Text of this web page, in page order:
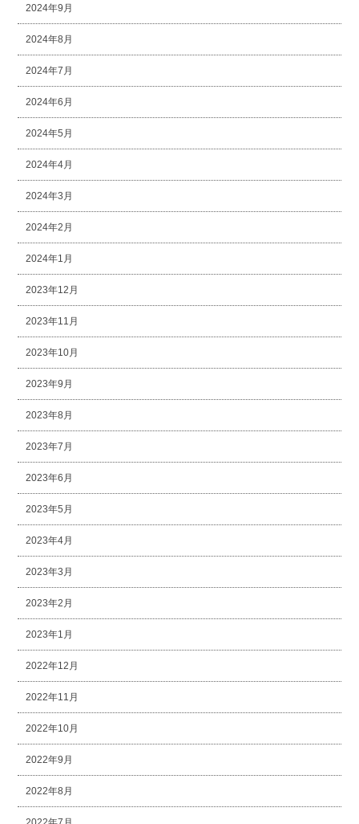
2024年9月
2024年8月
2024年7月
2024年6月
2024年5月
2024年4月
2024年3月
2024年2月
2024年1月
2023年12月
2023年11月
2023年10月
2023年9月
2023年8月
2023年7月
2023年6月
2023年5月
2023年4月
2023年3月
2023年2月
2023年1月
2022年12月
2022年11月
2022年10月
2022年9月
2022年8月